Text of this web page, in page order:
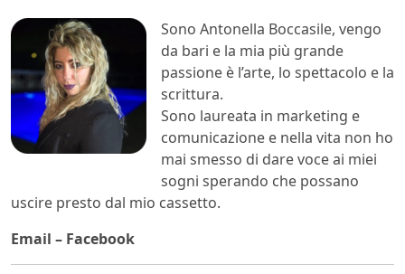
Sono Antonella Boccasile, vengo
da bari e la mia più grande
passione è l’arte, lo spettacolo e la
scrittura.
Sono laureata in marketing e
comunicazione e nella vita non ho
mai smesso di dare voce ai miei
sogni sperando che possano
uscire presto dal mio cassetto.
Email – Facebook